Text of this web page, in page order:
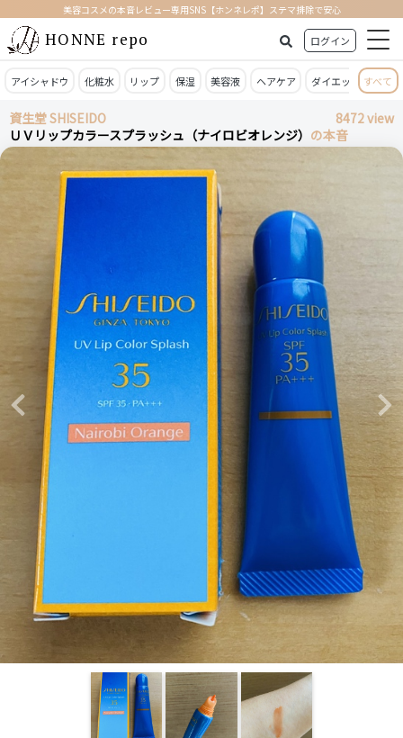
美容コスメの本音レビュー専用SNS【ホンネレポ】ステマ排除で安心
HONNE repo ログイン
アイシャドウ 化粧水 リップ 保湿 美容液 ヘアケア ダイエット 日焼
すべて
資生堂 SHISEIDO
8472 view
ＵＶリップカラースプラッシュ（ナイロビオレンジ） の本音
Previous